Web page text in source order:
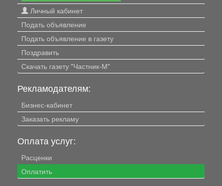
Личный кабинет
Подать объявление
Подать объявление в газету
Поздравить
Скачать газету "Частник-М"
Рекламодателям:
Бизнес-кабинет
Заказать рекламу
Оплата услуг:
Расценки
Оплатить